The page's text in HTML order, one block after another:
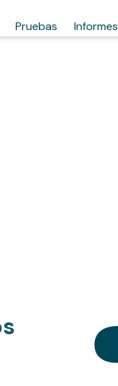
Pruebas Informes